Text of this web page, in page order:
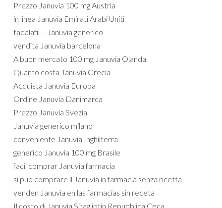
Prezzo Januvia 100 mg Austria
in linea Januvia Emirati Arabi Uniti
tadalafil – Januvia generico
vendita Januvia barcelona
A buon mercato 100 mg Januvia Olanda
Quanto costa Januvia Grecia
Acquista Januvia Europa
Ordine Januvia Danimarca
Prezzo Januvia Svezia
Januvia generico milano
conveniente Januvia Inghilterra
generico Januvia 100 mg Brasile
facil comprar Januvia farmacia
si puo comprare il Januvia in farmacia senza ricetta
venden Januvia en las farmacias sin receta
Il costo di Januvia Sitagliptin Repubblica Ceca